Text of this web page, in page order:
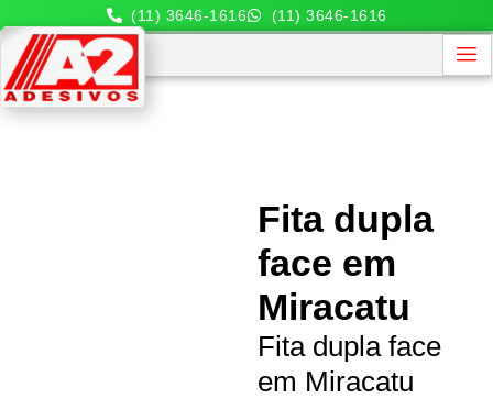
(11) 3646-1616 (11) 3646-1616
Fita dupla
face em
Miracatu
Fita dupla face
em Miracatu